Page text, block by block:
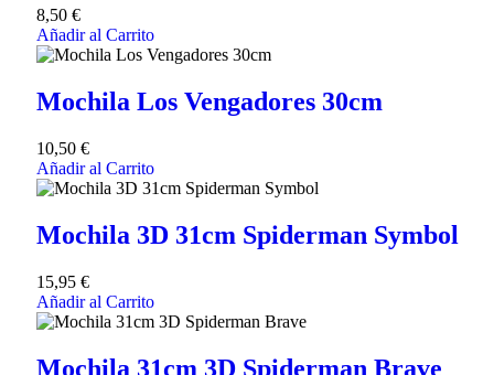
8,50 €
Añadir al Carrito
Mochila Los Vengadores 30cm
10,50 €
Añadir al Carrito
Mochila 3D 31cm Spiderman Symbol
15,95 €
Añadir al Carrito
Mochila 31cm 3D Spiderman Brave